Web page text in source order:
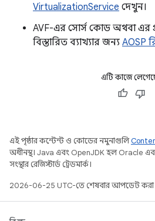
VirtualizationService দেখুন।
AVF-এর সোর্স কোড অথবা এর
বিস্তারিত ব্যাখ্যার জন্য AOSP
এটি কাজে
এই পৃষ্ঠার কন্টেন্ট ও কোডের নমুনাগুলি
অধীনস্থ। Java এবং OpenJDK হল Oracle
সংস্থার রেজিস্টার্ড ট্রেডমার্ক।
2026-06-25 UTC-তে শেষবার আপডেট করা